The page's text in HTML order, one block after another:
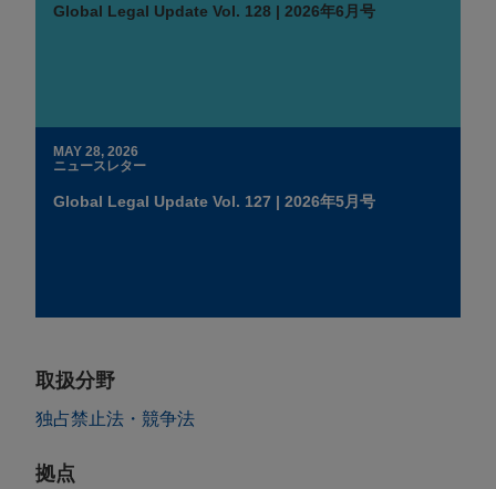
Global Legal Update Vol. 128 | 2026年6月号
MAY 28, 2026
ニュースレター
Global Legal Update Vol. 127 | 2026年5月号
取扱分野
独占禁止法・競争法
拠点